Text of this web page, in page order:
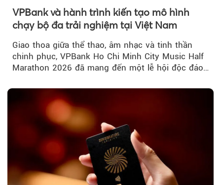
VPBank và hành trình kiến tạo mô hình
chạy bộ đa trải nghiệm tại Việt Nam
Giao thoa giữa thể thao, âm nhạc và tinh thần
chinh phục, VPBank Ho Chi Minh City Music Half
Marathon 2026 đã mang đến một lễ hội độc đáo